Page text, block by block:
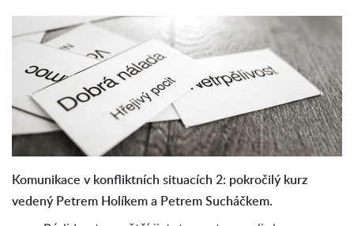
Komunikace v konfliktních situacích 2: pokročilý kurz
vedený Petrem Holíkem a Petrem Sucháčkem.